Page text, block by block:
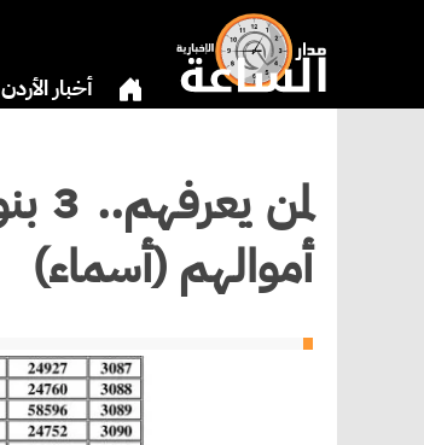
أخبار الأردن
أموالهم (أسماء)